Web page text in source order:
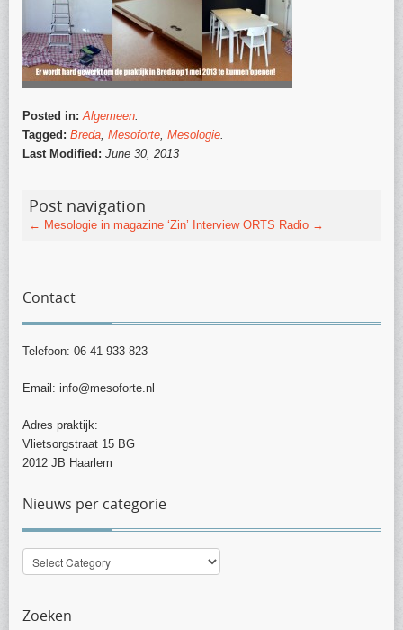
Posted in:Algemeen.
Tagged: Breda, Mesoforte, Mesologie.
Last Modified: June 30, 2013
Post navigation
← Mesologie in magazine ‘Zin’ Interview ORTS Radio →
Contact
Telefoon: 06 41 933 823
Email: info@mesoforte.nl
Adres praktijk:
Vlietsorgstraat 15 BG
2012 JB Haarlem
Nieuws per categorie
Nieuws
per
Zoeken